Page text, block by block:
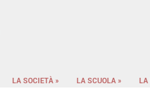
LA SOCIETÀ » LA SCUOLA » LA